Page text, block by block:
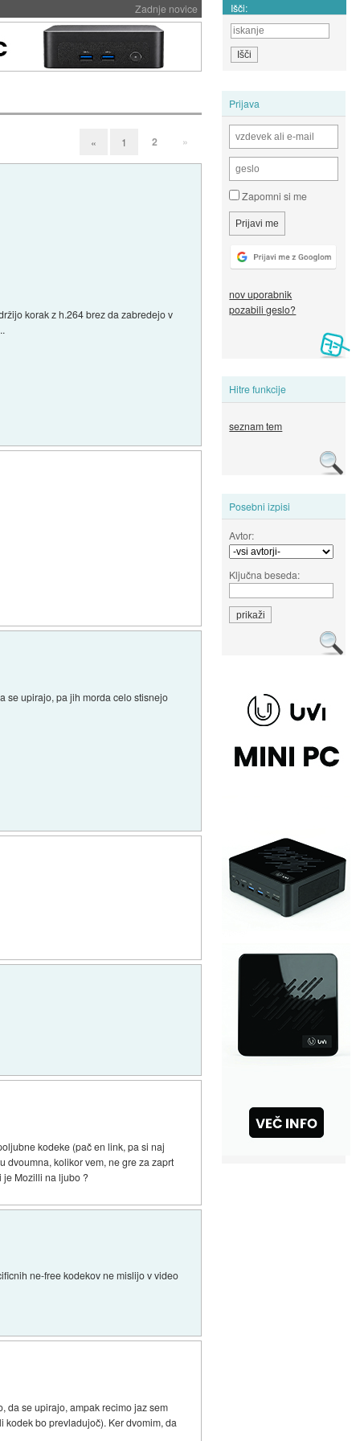
Zadnje novice Išči:
Prijava
Zapomni si me
nov uporabnik
pozabili geslo?
Hitre funkcije
seznam tem
Posebni izpisi
Avtor:
Ključna beseda:
« 1 2 »
korak z h.264 brez da zabredejo v
se upirajo, pa jih morda celo stisnejo
kodeke (pač en link, pa si naj
dvoumna, kolikor vem, ne gre za zaprt
je Mozilli na ljubo ?
ne-free kodekov ne mislijo v video
da se upirajo, ampak recimo jaz sem
bo prevladujoč). Ker dvomim, da